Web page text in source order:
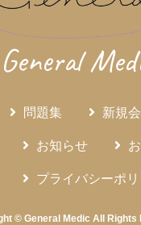
疼痛 がん統計 がん薬物
群 クッシン
クラミジア グラム染色
クロピドグレル コールドポ
シェーグレン症候群 シクロス
General
問題集 新規
お知らせ
プライバシーポ
© General Medic All Rights